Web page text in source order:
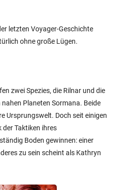
letzten Voyager-Geschichte
ohne große Lügen.
zwei Spezies, die Rilnar und die
Planeten Sormana. Beide
Ursprungswelt. Doch seit einigen
Taktiken ihres
Boden gewinnen: einer
zu sein scheint als Kathryn